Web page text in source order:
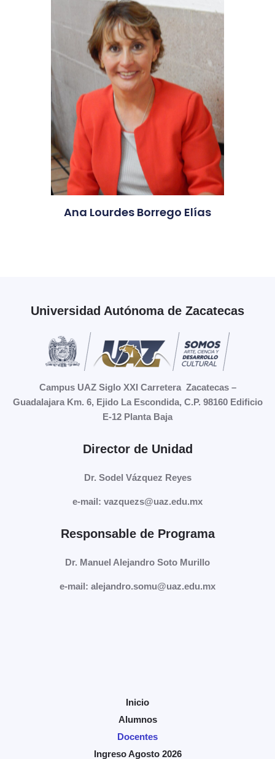
Ana Lourdes Borrego Elías
Universidad Autónoma de Zacatecas
Campus UAZ Siglo XXI Carretera Zacatecas –
Guadalajara Km. 6, Ejido La Escondida, C.P. 98160 Edificio
E-12 Planta Baja
Director de Unidad
Dr. Sodel Vázquez Reyes
e-mail: vazquezs@uaz.edu.mx
Responsable de Programa
Dr. Manuel Alejandro Soto Murillo
e-mail: alejandro.somu@uaz.edu.mx
Inicio
Alumnos
Docentes
Ingreso Agosto 2026